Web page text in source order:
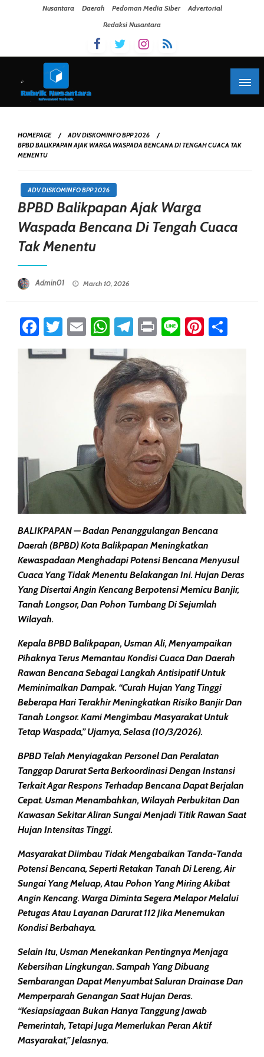
Nusantara Daerah Pedoman Media Siber
Advertorial
Redaksi Nusantara
HOMEPAGE
ADV DISKOMINFO BPP 2026
BPBD BALIKPAPAN AJAK WARGA WASPADA BENCANA DI TENGAH CUACA TAK
MENENTU
ADV DISKOMINFO BPP 2026
BPBD Balikpapan Ajak Warga
Waspada Bencana Di Tengah Cuaca
Tak Menentu
Admin01 March 10, 2026
Facebook
Twitter
EmailWhatsApp
Telegram
PrintLine
BALIKPAPAN — Badan Penanggulangan Bencana
Daerah (BPBD) Kota Balikpapan Meningkatkan
Kewaspadaan Menghadapi Potensi Bencana Menyusul
Cuaca Yang Tidak Menentu Belakangan Ini. Hujan Deras
Yang Disertai Angin Kencang Berpotensi Memicu Banjir,
Tanah Longsor, Dan Pohon Tumbang Di Sejumlah
Wilayah.
Kepala BPBD Balikpapan, Usman Ali, Menyampaikan
Pihaknya Terus Memantau Kondisi Cuaca Dan Daerah
Rawan Bencana Sebagai Langkah Antisipatif Untuk
Meminimalkan Dampak. “Curah Hujan Yang Tinggi
Beberapa Hari Terakhir Meningkatkan Risiko Banjir Dan
Tanah Longsor. Kami Mengimbau Masyarakat Untuk
Tetap Waspada,” Ujarnya, Selasa (10/3/2026).
BPBD Telah Menyiagakan Personel Dan Peralatan
Tanggap Darurat Serta Berkoordinasi Dengan Instansi
Terkait Agar Respons Terhadap Bencana Dapat Berjalan
Cepat. Usman Menambahkan, Wilayah Perbukitan Dan
Kawasan Sekitar Aliran Sungai Menjadi Titik Rawan Saat
Hujan Intensitas Tinggi.
Masyarakat Diimbau Tidak Mengabaikan Tanda-Tanda
Potensi Bencana, Seperti Retakan Tanah Di Lereng, Air
Sungai Yang Meluap, Atau Pohon Yang Miring Akibat
Angin Kencang. Warga Diminta Segera Melapor Melalui
Petugas Atau Layanan Darurat 112 Jika Menemukan
Kondisi Berbahaya.
Selain Itu, Usman Menekankan Pentingnya Menjaga
Kebersihan Lingkungan. Sampah Yang Dibuang
Sembarangan Dapat Menyumbat Saluran Drainase Dan
Memperparah Genangan Saat Hujan Deras.
“Kesiapsiagaan Bukan Hanya Tanggung Jawab
Pemerintah, Tetapi Juga Memerlukan Peran Aktif
Masyarakat,” Jelasnya.